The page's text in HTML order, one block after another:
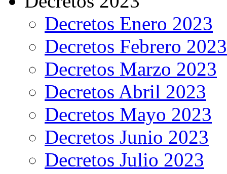
Decretos Enero 2023
Decretos Febrero 2023
Decretos Marzo 2023
Decretos Abril 2023
Decretos Mayo 2023
Decretos Junio 2023
Decretos Julio 2023